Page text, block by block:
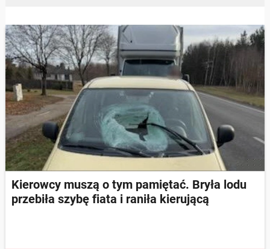
Kierowcy muszą o tym pamiętać. Bryła lodu
przebiła szybę fiata i raniła kierującą